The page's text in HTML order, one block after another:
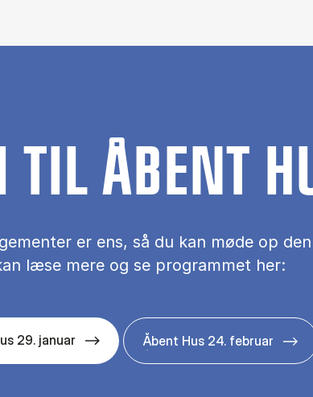
TIL ÅBENT
er ens, så du kan møde op
læse mere og se programmet her:
29. januar Åbent Hus 24. februar